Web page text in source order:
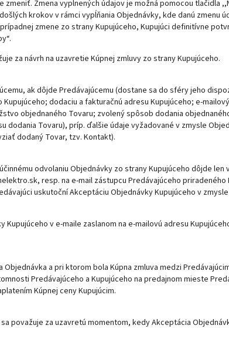
Zmena vyplnených údajov je možná pomocou tlačidla
krokov v rámci vypĺňania Objednávky, kde danú zmenu
zmene zo strany Kupujúceho, Kupujúci definitívne
za návrh na uzavretie Kúpnej zmluvy zo strany Kupujúceho.
ak dôjde Predávajúcemu (dostane sa do sféry jeho
dodaciu a fakturačnú adresu Kupujúceho; e-
objednaného Tovaru; zvolený spôsob dodania
dodania Tovaru), príp. ďalšie údaje vyžadované v zmysle
dodaný Tovar, tzv. Kontakt).
odvolaniu Objednávky zo strany Kupujúceho dôjde
resp. na e-mail zástupcu Predávajúceho priradeného
uskutoční Akceptáciu Objednávky Kupujúceho v zmysle
v e-maile zaslanom na e-mailovú adresu
a pri ktorom bola Kúpna zmluva medzi
Predávajúceho a Kupujúceho na predajnom mieste
Kúpnej ceny Kupujúcim.
považuje za uzavretú momentom, kedy Akceptácia